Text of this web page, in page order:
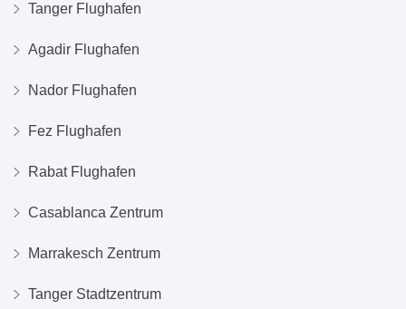
Tanger Flughafen
Agadir Flughafen
Nador Flughafen
Fez Flughafen
Rabat Flughafen
Casablanca Zentrum
Marrakesch Zentrum
Tanger Stadtzentrum